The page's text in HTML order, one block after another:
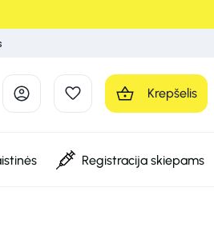
Krepšelis
Registracija skiepams